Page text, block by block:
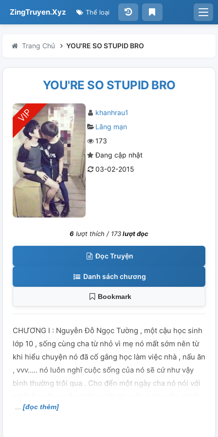
ZingTruyen.Xyz Thể loại
Trang Chủ YOU'RE SO STUPID BRO
YOU'RE SO STUPID BRO
khanhrau1
Lãng mạn
173
Đang cập nhật
03-02-2015
6 lượt thích / 173lượt đọc
Đọc Truyện
Danh sách chương
Bookmark
CHƯƠNG I : Nguyễn Đỗ Ngọc Tường , một cậu học sinh
lớp 10 , sống cùng cha từ nhỏ vì mẹ nó mất sớm nên từ
khi hiểu chuyện nó đã cố gắng học làm việc nhà , nấu ăn
, vvv….. nó luôn nghĩ cuộc sống của nó sẽ cứ như vậy
bình thường trôi qua . Cho đến một ngày cha nó nói với
của nó vì ông muốn kết hôn cùng bà ấy , nghe được tin
[đọc thêm]